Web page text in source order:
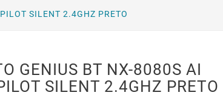
SILENT 2.4GHZ PRETO
GENIUS BT NX-8080S AI
SILENT 2.4GHZ PRETO